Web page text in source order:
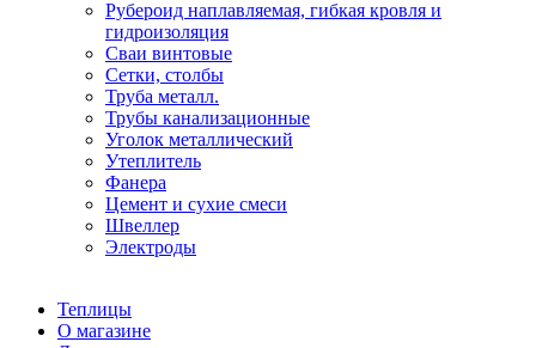
Рубероид наплавляемая, гибкая кровля и
гидроизоляция
Сваи винтовые
Сетки, столбы
Труба металл.
Трубы канализационные
Уголок металлический
Утеплитель
Фанера
Цемент и сухие смеси
Швеллер
Электроды
Теплицы
О магазине